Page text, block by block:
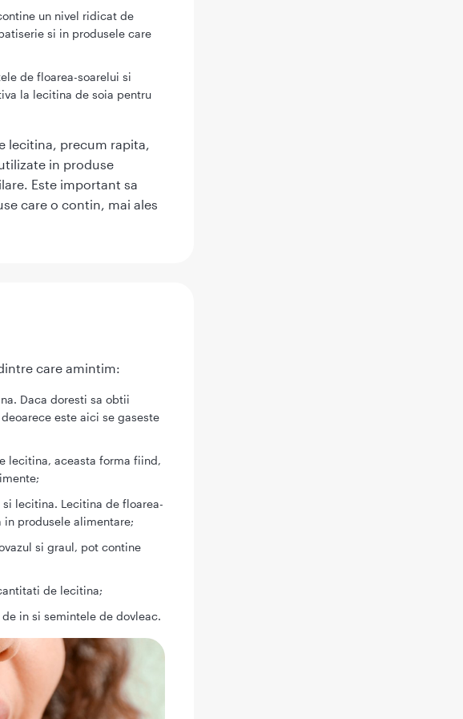
un nivel ridicat de
si in produsele care
de floarea-soarelui si
la lecitina de soia pentru
lecitina, precum rapita,
in produse
Este important sa
care o contin, mai ales
care amintim:
Daca doresti sa obtii
este aici se gaseste
lecitina, aceasta forma fiind,
lecitina. Lecitina de floarea-
produsele alimentare;
si graul, pot contine
de lecitina;
in si semintele de dovleac.